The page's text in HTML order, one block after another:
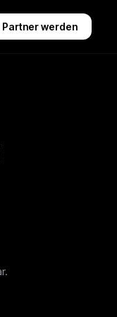
Partner werden